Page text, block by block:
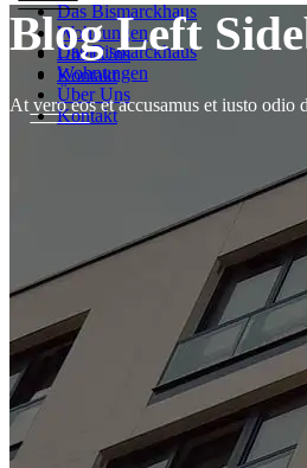
Das Bismarckhaus
Wohnungen
Über Uns
Kontakt
Das Bismarckhaus
Wohnungen
Über Uns
Kontakt
Blog Left
At vero eos et accusamus et iusto odio